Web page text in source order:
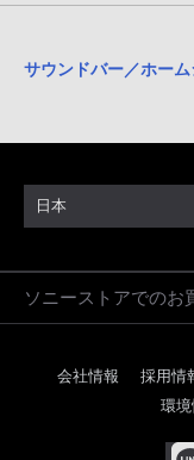
サウンドバー／ホー
日本
ソニーストアでのお
会社情報 採用情
環